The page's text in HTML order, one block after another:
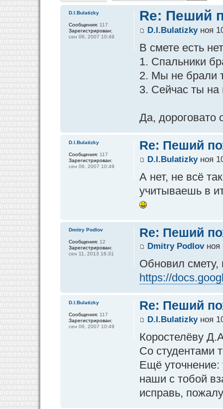
Re: Пеший
D.I.Bulatizkyноя
В смете есть
1. Спальники
2. Мы не брали
3. Сейчас ты на
Да, дороговато
D.I.Bulatizky
Сообщения: 117
Зарегистрирован:
сен 06, 2007 10:49
Re: Пеший
D.I.Bulatizkyноя
А нет, не всё
учитываешь в
D.I.Bulatizky
Сообщения: 117
Зарегистрирован:
сен 06, 2007 10:49
Re: Пеший
Dmitry Podlovноя
Обновил смету,
https://
Dmitry Podlov
Сообщения: 12
Зарегистрирован:
сен 11, 2013 16:31
Re: Пеший
D.I.Bulatizkyноя
Коростелёву
Со студентами
Ещё
наши с тобой
исправь,
D.I.Bulatizky
Сообщения: 117
Зарегистрирован:
сен 06, 2007 10:49